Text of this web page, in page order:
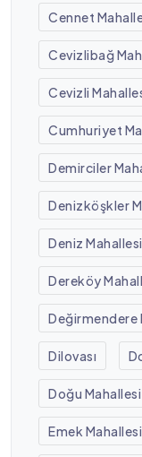
Cennet
Cevizlibağ
Cevizli
Cumhuriyet
Demirciler
Denizköşkler
Deniz
Dereköy
Değirmendere
Dilovası
Doğu Mahallesi
Emek Mahallesi